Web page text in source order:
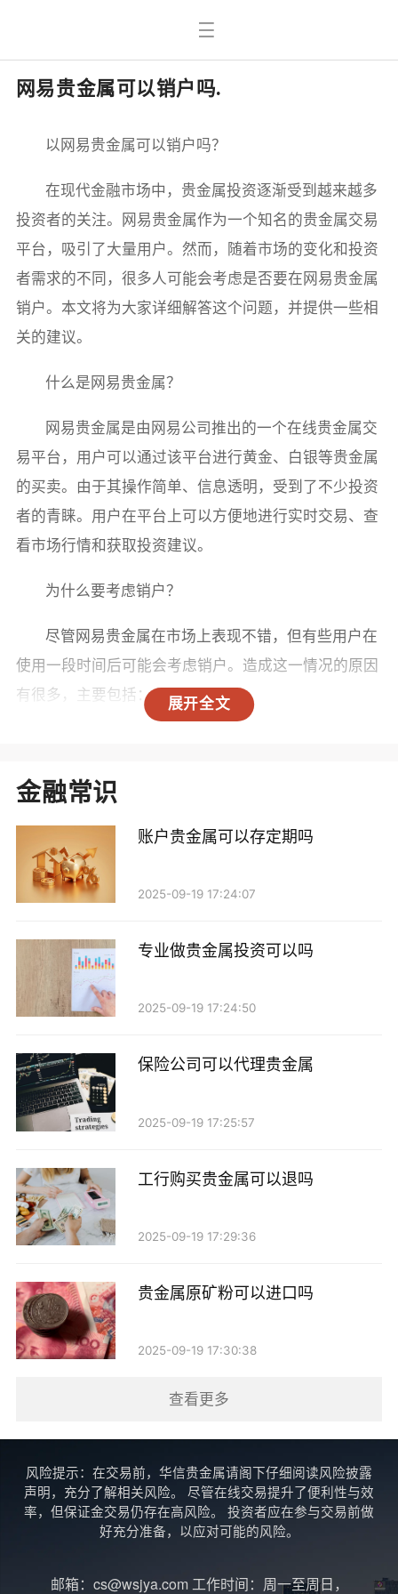
网易贵金属可以销户吗.
展开全文
以网易贵金属可以销户吗？
在现代金融市场中，贵金属投资逐渐受到越来越多
投资者的关注。网易贵金属作为一个知名的贵金属交易
平台，吸引了大量用户。然而，随着市场的变化和投资
者需求的不同，很多人可能会考虑是否要在网易贵金属
销户。本文将为大家详细解答这个问题，并提供一些相
关的建议。
什么是网易贵金属？
网易贵金属是由网易公司推出的一个在线贵金属交
易平台，用户可以通过该平台进行黄金、白银等贵金属
的买卖。由于其操作简单、信息透明，受到了不少投资
者的青睐。用户在平台上可以方便地进行实时交易、查
看市场行情和获取投资建议。
为什么要考虑销户？
尽管网易贵金属在市场上表现不错，但有些用户在
使用一段时间后可能会考虑销户。造成这一情况的原因
有很多，主要包括：
等。 2. 资金需求：生活中总会出现一些突发情况，用
户可能需要将投资资金提取出来以应对突发的财务需
求。 3. 使用体验不佳：部分用户可能在使用过程中遇
到了一些问题，比如交易延迟、客户服务不满意等，从
如何在网易贵金属销户？
如果你决定在网易贵金属销户，以下是一些步骤和
1. 清算账户余额：在申请销户之前，确保你的账户
余额为零。如果账户中还有未结算的交易或者余额，建
2. 联系客户服务：网易贵金属提供在线客服和电话
客服，你可以通过这些渠道联系他们，说明你的销户请
求。客服人员会指导你完成销户的流程。
3. 填写销户申请：根据客服的要求，可能需要填写
一份销户申请表格。在填写时，请务必提供准确的信
息，以确保销户申请能够顺利进行。
4. 确认销户：提交销户申请后，通常会收到一封确
销户后的注意事项
1. 信息保留：虽然你已经销户，但网易贵金属可能
金融常识
账户贵金属可以存定期吗
2025-09-19 17:24:07
专业做贵金属投资可以吗
2025-09-19 17:24:50
保险公司可以代理贵金属
2025-09-19 17:25:57
工行购买贵金属可以退吗
2025-09-19 17:29:36
贵金属原矿粉可以进口吗
2025-09-19 17:30:38
查看更多
风险提示：在交易前，华信贵金属请阁下仔细阅读风险披露
声明，充分了解相关风险。 尽管在线交易提升了便利性与效
率，但保证金交易仍存在高风险。 投资者应在参与交易前做
好充分准备，以应对可能的风险。
邮箱：cs@wsjya.com 工作时间：周一至周日，